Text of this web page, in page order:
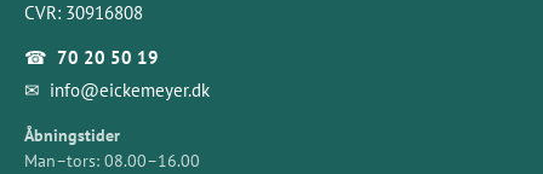
CVR: 30916808
☎ 70 20 50 19
✉ info@eickemeyer.dk
Åbningstider
Man–tors: 08.00–16.00